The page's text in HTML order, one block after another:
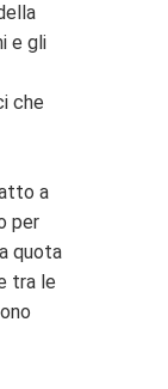
e gli
che
a
per
quota
tra le